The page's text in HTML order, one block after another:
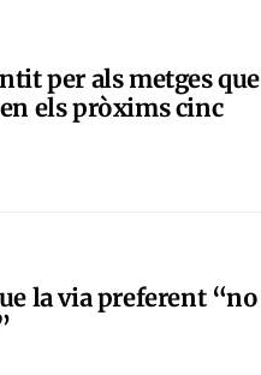
per als metges que
els pròxims cinc
la via preferent “no